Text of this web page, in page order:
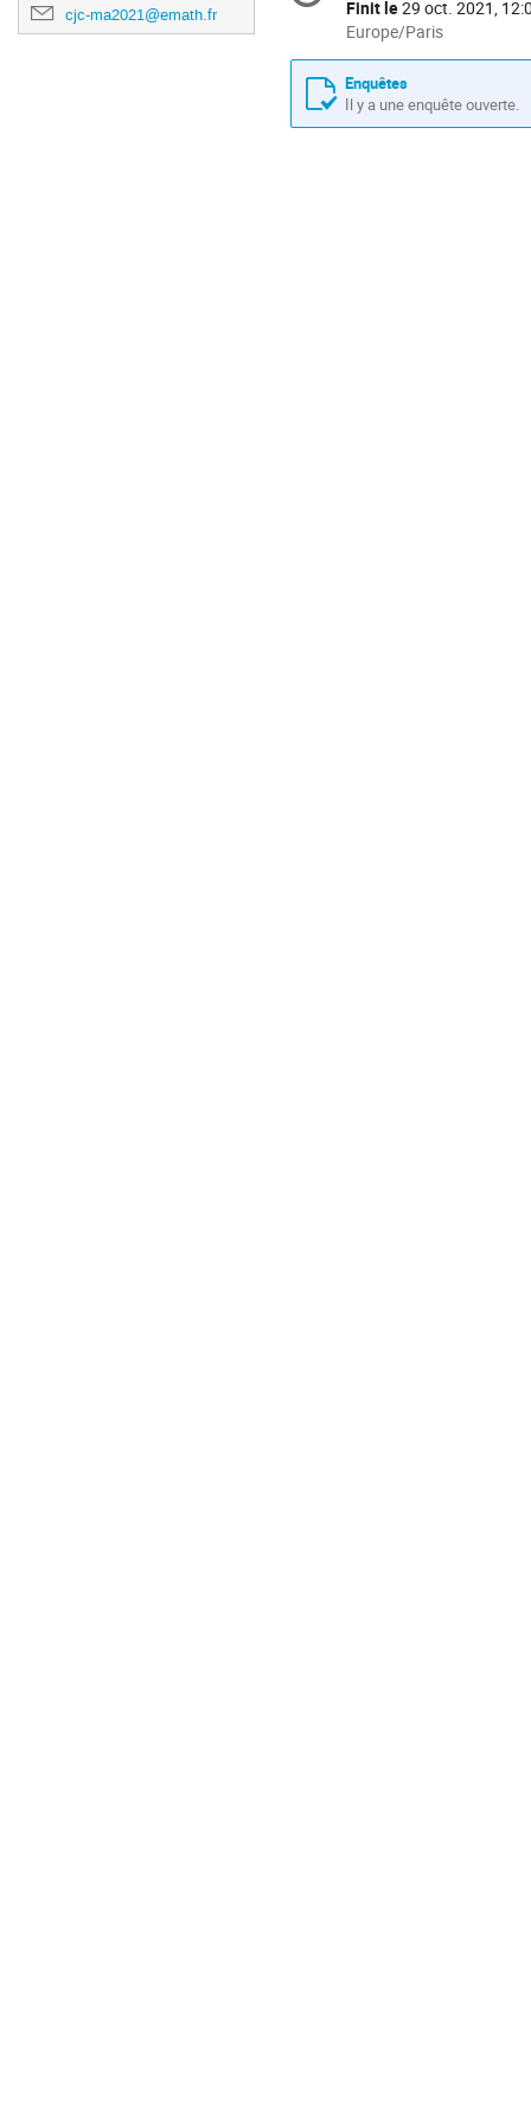
cjc-ma2021@emath.fr
conférence
Finit le29 oct. 2021,
Toutes
les
horaires
sont
en
Europe/Paris
Enquêtes
Il y a une enquête ouverte.